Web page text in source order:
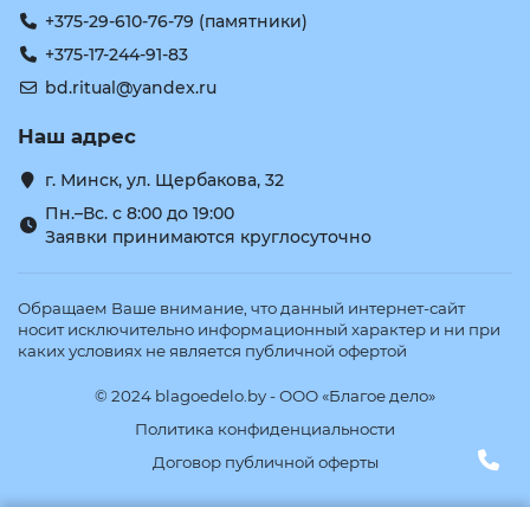
+375-29-610-76-79 (памятники)
+375-17-244-91-83
bd.ritual@yandex.ru
Наш адрес
г. Минск, ул. Щербакова, 32
Пн.–Вс. с 8:00 до 19:00
Заявки принимаются круглосуточно
Обращаем Ваше внимание, что данный интернет-сайт
носит исключительно информационный характер и ни при
каких условиях не является публичной офертой
© 2024 blagoedelo.by - ООО «Благое дело»
Политика конфиденциальности
Договор публичной оферты